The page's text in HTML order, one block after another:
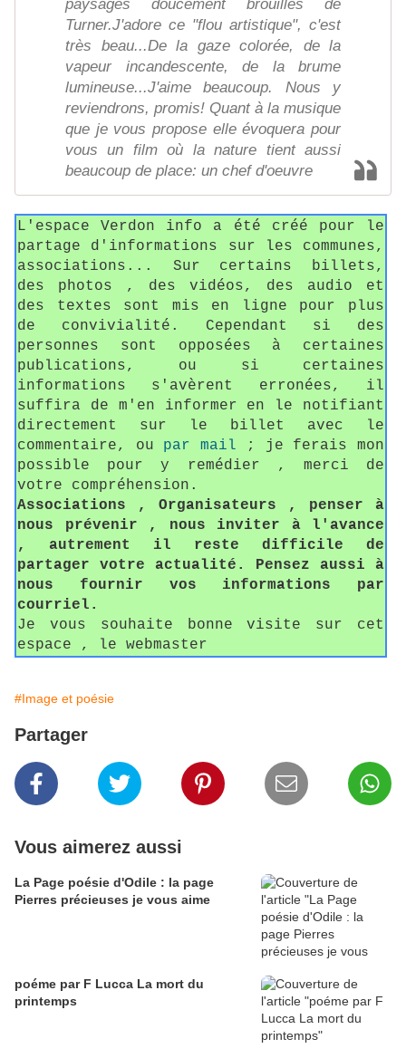
paysages doucement brouillés de
Turner.J'adore ce "flou artistique", c'est
très beau...De la gaze colorée, de la
vapeur incandescente, de la brume
lumineuse...J'aime beaucoup. Nous y
reviendrons, promis! Quant à la musique
que je vous propose elle évoquera pour
vous un film où la nature tient aussi
beaucoup de place: un chef d'oeuvre
L'espace Verdon info a été créé pour le
partage d'informations sur les communes,
associations... Sur certains billets,
des photos , des vidéos, des audio et
des textes sont mis en ligne pour plus
de convivialité. Cependant si des
personnes sont opposées à certaines
publications, ou si certaines
informations s'avèrent erronées, il
suffira de m'en informer en le notifiant
directement sur le billet avec le
commentaire, ou par mail ; je ferais mon
possible pour y remédier , merci de
votre compréhension.
Associations , Organisateurs , penser à
nous prévenir , nous inviter à l'avance
, autrement il reste difficile de
partager votre actualité. Pensez aussi à
nous fournir vos informations par
courriel.
Je vous souhaite bonne visite sur cet
espace , le webmaster
#Image et poésie
Partager
Vous aimerez aussi
La Page poésie d'Odile : la page
Pierres précieuses je vous aime
poéme par F Lucca La mort du
printemps